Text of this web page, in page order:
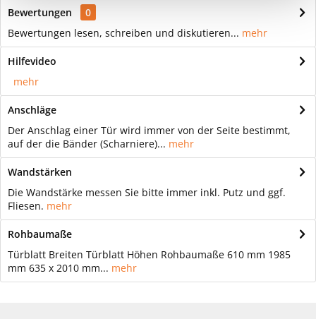
Bewertungen
0
Bewertungen lesen, schreiben und diskutieren... mehr
Hilfevideo
mehr
Anschläge
Der Anschlag einer Tür wird immer von der Seite bestimmt,
auf der die Bänder (Scharniere)... mehr
Wandstärken
Die Wandstärke messen Sie bitte immer inkl. Putz und ggf.
Fliesen. mehr
Rohbaumaße
Türblatt Breiten Türblatt Höhen Rohbaumaße 610 mm 1985
mm 635 x 2010 mm... mehr